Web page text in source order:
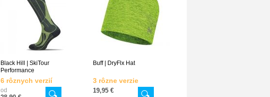
Black Hill | SkiTour
Performance
6 rôznych verzií
od
Buff | DryFlx Hat
3 rôzne verzie
19,95 €